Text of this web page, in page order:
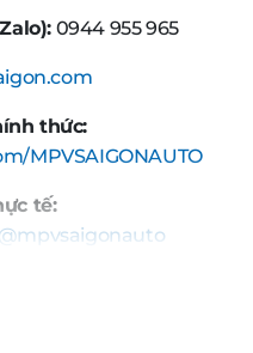
0944 955 965
thức:
MPVSAIGONAUTO
tế: